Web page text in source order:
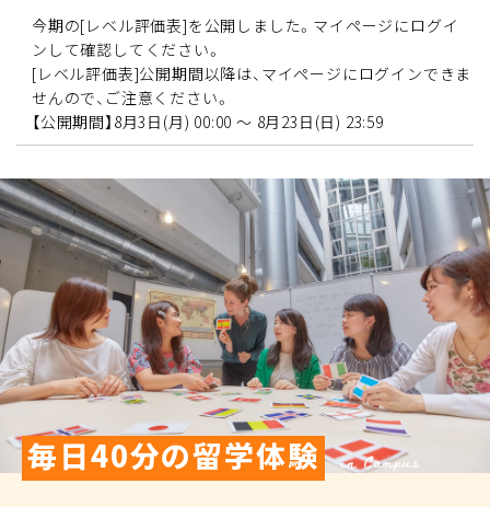
今期の[レベル評価表]を公開しました。マイページにログイ
ンして確認してください。
[レベル評価表]公開期間以降は、マイページにログインできま
せんので、ご注意ください。
【公開期間】8月3日(月) 00:00 ～ 8月23日(日) 23:59
毎日40分の留学体験 in Campus